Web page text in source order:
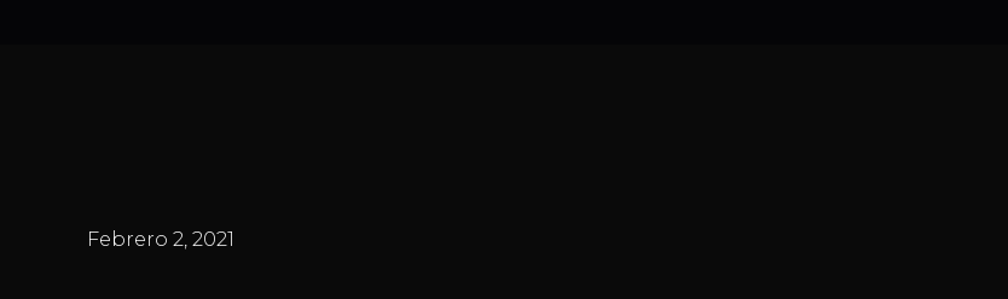
Febrero 2, 2021